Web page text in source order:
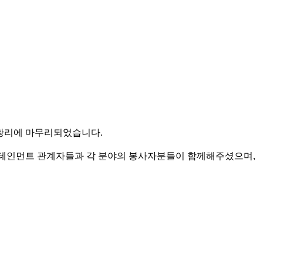
리에 마무리되었습니다.
인먼트 관계자들과 각 분야의 봉사자분들이 함께해주셨으며 ,